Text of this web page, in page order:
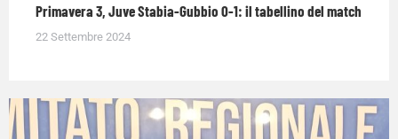
Primavera 3, Juve Stabia-Gubbio 0-1: il tabellino del match
22 Settembre 2024